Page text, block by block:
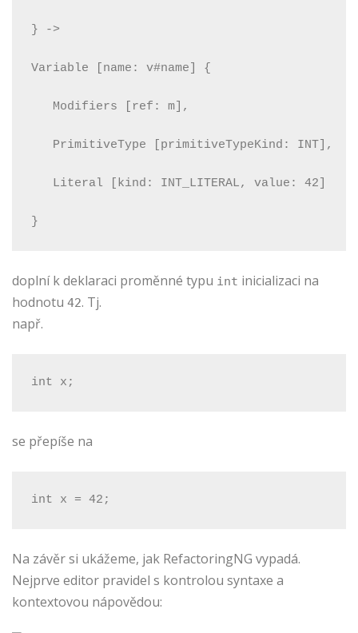
} ->
Variable [name: v#name] {
   Modifiers [ref: m],
   PrimitiveType [primitiveTypeKind: INT],
   Literal [kind: INT_LITERAL, value: 42]
}
doplní k deklaraci proměnné typu int inicializaci na
hodnotu 42. Tj.
např.
int x;
se přepíše na
int x = 42;
Na závěr si ukážeme, jak RefactoringNG vypadá.
Nejprve editor pravidel s kontrolou syntaxe a
kontextovou nápovědou: